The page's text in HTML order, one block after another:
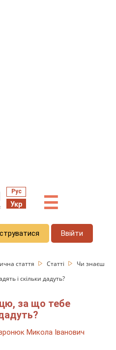
Рус
Укр ☰
Ввійти
стаття Статті
Чи знаєш
і скільки дадуть?
за що тебе
Микола Іванович